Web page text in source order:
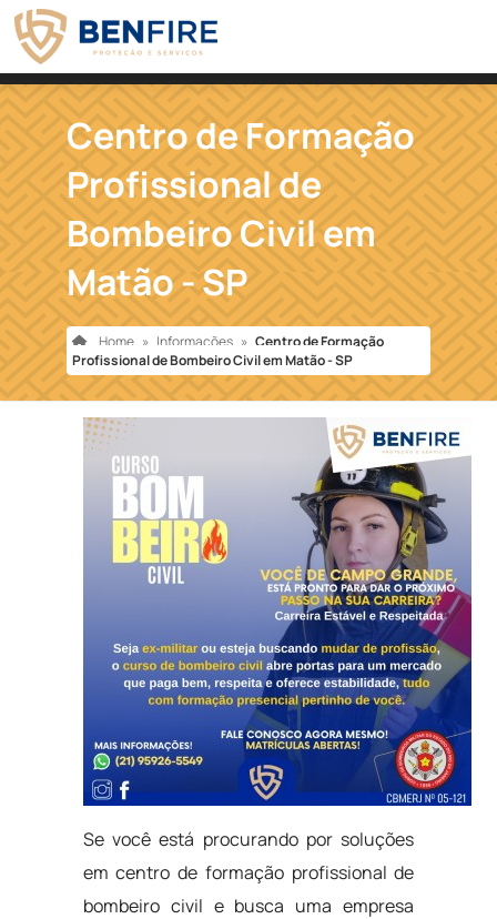
Centro de Formação
Profissional de
Bombeiro Civil em
Matão - SP
Home » Informações » Centro de Formação
Profissional de Bombeiro Civil em Matão - SP
Se você está procurando por soluções
em centro de formação profissional de
bombeiro civil e busca uma empresa